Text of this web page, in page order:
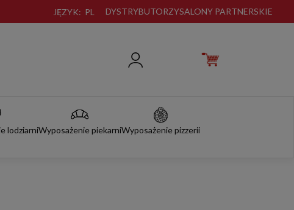
JĘZYK: PL DYSTRYBUTORZYSALONY PARTNERSKIE
lodziarniWyposażenie piekarniWyposażenie pizzerii